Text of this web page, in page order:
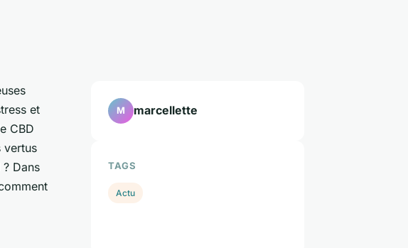
et
CBD
vertus
Dans
M marcellette
TAGS
Actu